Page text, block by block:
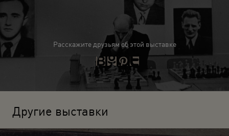
Расскажите друзьям об этой выставке
Другие выставки